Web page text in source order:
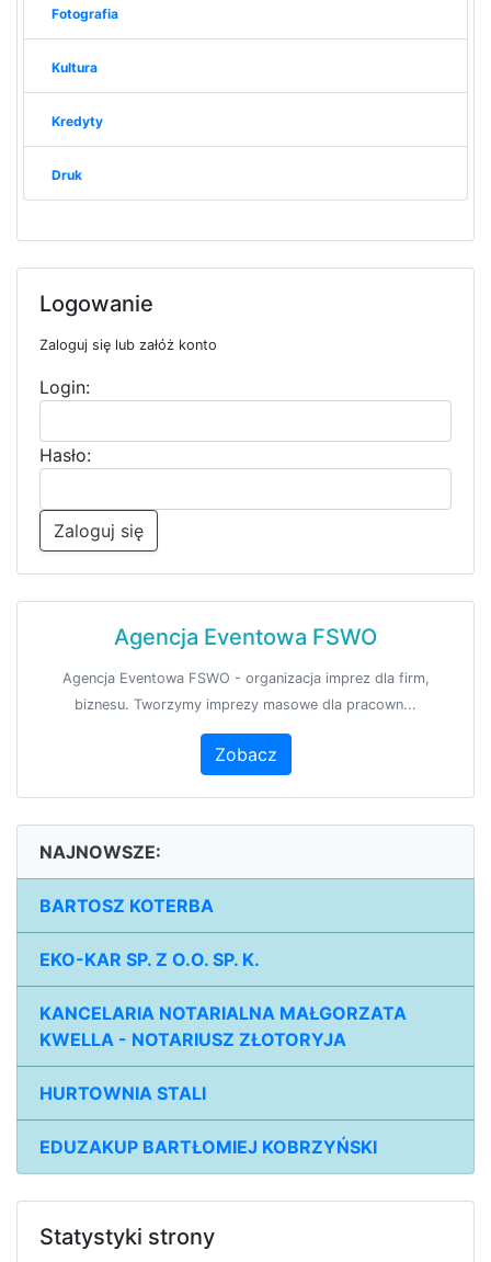
Fotografia
Kultura
Kredyty
Druk
Logowanie
Zaloguj się lub załóż konto
Login:
Hasło:
Zaloguj się
Agencja Eventowa FSWO
Agencja Eventowa FSWO - organizacja imprez dla firm,
biznesu. Tworzymy imprezy masowe dla pracown...
Zobacz
NAJNOWSZE:
BARTOSZ KOTERBA
EKO-KAR SP. Z O.O. SP. K.
KANCELARIA NOTARIALNA MAŁGORZATA
KWELLA - NOTARIUSZ ZŁOTORYJA
HURTOWNIA STALI
EDUZAKUP BARTŁOMIEJ KOBRZYŃSKI
Statystyki strony